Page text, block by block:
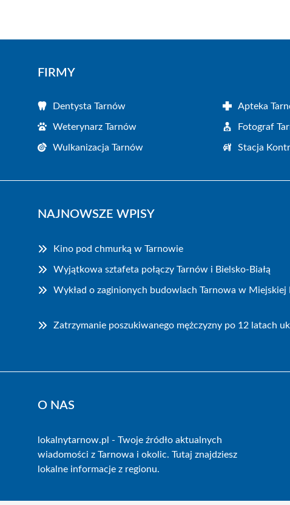
FIRMY
Dentysta Tarnów Apteka
Weterynarz Tarnów Fotograf
Wulkanizacja Tarnów Stacja
NAJNOWSZE WPISY
Kino pod chmurką w Tarnowie
Wyjątkowa sztafeta połączy Tarnów i Bielsko-Białą
Wykład o zaginionych budowlach Tarnowa w Miejskiej
Zatrzymanie poszukiwanego mężczyzny po 12 latach
O NAS
lokalnytarnow.pl - Twoje źródło aktualnych
wiadomości z Tarnowa i okolic. Tutaj znajdziesz
lokalne informacje z regionu.